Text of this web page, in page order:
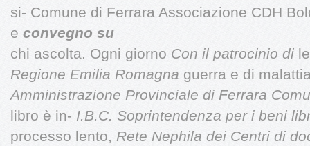
si- Comune di Ferrara Associazione CDH
e convegno su
chi ascolta. Ogni giorno Con il patrocinio di
Regione Emilia Romagna guerra e di
Amministrazione Provinciale di Ferrara
libro è in- I.B.C. Soprintendenza per i beni
processo lento, Rete Nephila dei Centri di